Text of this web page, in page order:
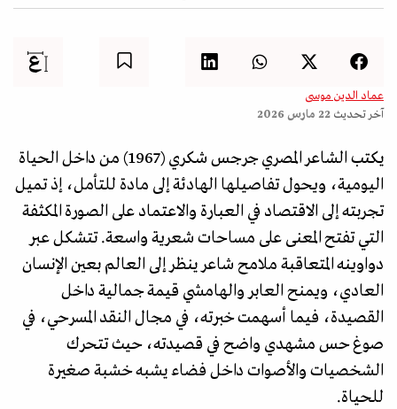
عماد الدين موسى
آخر تحديث 22 مارس 2026
يكتب الشاعر المصري جرجس شكري (1967) من داخل الحياة
اليومية، ويحول تفاصيلها الهادئة إلى مادة للتأمل، إذ تميل
تجربته إلى الاقتصاد في العبارة والاعتماد على الصورة المكثفة
التي تفتح المعنى على مساحات شعرية واسعة. تتشكل عبر
دواوينه المتعاقبة ملامح شاعر ينظر إلى العالم بعين الإنسان
العادي، ويمنح العابر والهامشي قيمة جمالية داخل
القصيدة، فيما أسهمت خبرته، في مجال النقد المسرحي، في
صوغ حس مشهدي واضح في قصيدته، حيث تتحرك
الشخصيات والأصوات داخل فضاء يشبه خشبة صغيرة
للحياة.